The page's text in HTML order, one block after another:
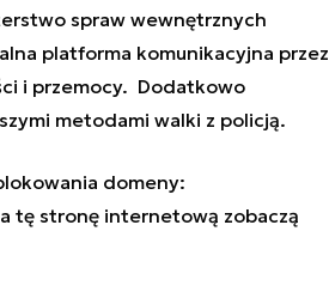
spraw wewnętrznych
platforma komunikacyjna przez
i przemocy. Dodatkowo
metodami walki z policją.
domeny:
tę stronę internetową zobaczą